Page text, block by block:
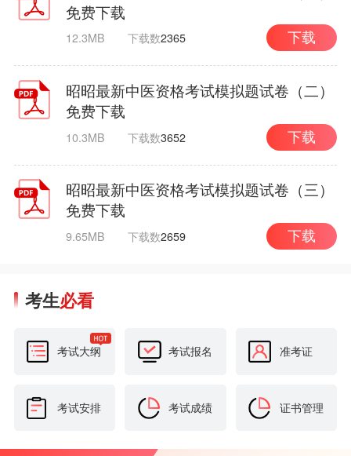
免费下载
12.3MB 下载数2365 下载
昭昭最新中医资格考试模拟题试卷（二）
免费下载
10.3MB 下载数3652 下载
昭昭最新中医资格考试模拟题试卷（三）
免费下载
9.65MB 下载数2659 下载
考生必看
考试大纲 考试报名 准考证
考试安排 考试成绩 证书管理